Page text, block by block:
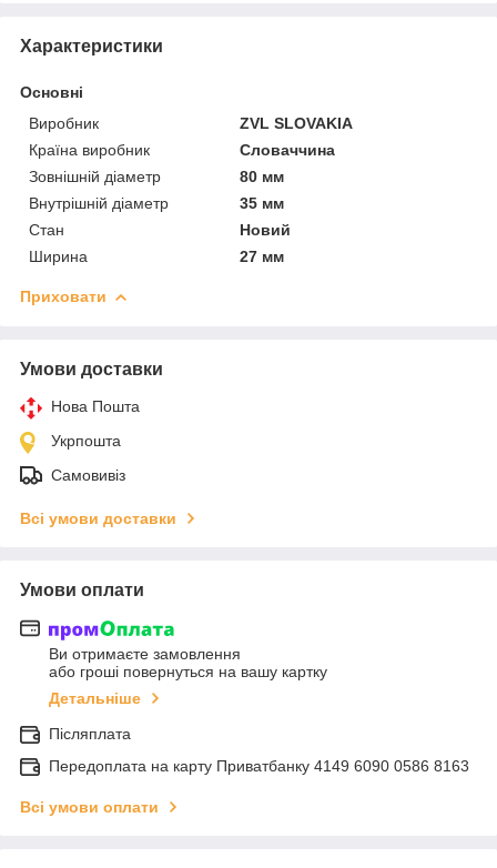
Характеристики
Основні
Виробник
ZVL SLOVAKIA
Країна виробник
Словаччина
Зовнішній діаметр
80 мм
Внутрішній діаметр
35 мм
Стан
Новий
Ширина
27 мм
Приховати
Умови доставки
Нова Пошта
Укрпошта
Самовивіз
Всі умови доставки
Умови оплати
Ви отримаєте замовлення
або гроші повернуться на вашу картку
Детальніше
Післяплата
Передоплата на карту Приватбанку 4149 6090 0586 8163
Всі умови оплати